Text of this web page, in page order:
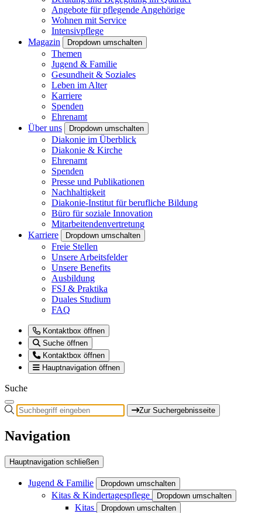
Angebote für pflegende Angehörige
Wohnen mit Service
Intensivpflege
Magazin
Dropdown umschalten
Themen
Jugend & Familie
Gesundheit & Soziales
Leben im Alter
Karriere
Spenden
Ehrenamt
Über uns
Dropdown umschalten
Diakonie im Überblick
Diakonie & Kirche
Ehrenamt
Spenden
Presse und Publikationen
Nachhaltigkeit
Diakonie-Institut für berufliche Bildung
Büro für soziale Innovation
Mitarbeitendenvertretung
Karriere
Dropdown umschalten
Freie Stellen
Unsere Arbeitsfelder
Unsere Benefits
Ausbildung
FSJ & Praktika
Duales Studium
FAQ
Kontaktbox öffnen
Suche öffnen
Kontaktbox öffnen
Hauptnavigation öffnen
Suche
Zur Suchergebnisseite
Navigation
Hauptnavigation schließen
Jugend & Familie Dropdown umschalten
Kitas & Kindertagespflege Dropdown umschalten
Kitas Dropdown umschalten